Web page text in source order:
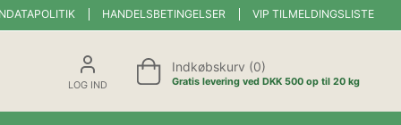
HANDELSBETINGELSER VIP TILMELDINGSLISTE
LOG IND
Indkøbskurv (0)
Gratis levering ved DKK 500 op til 20 kg